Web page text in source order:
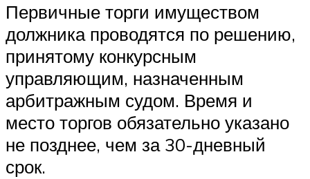
Первичные торги имуществом
должника проводятся по решению,
принятому конкурсным
управляющим, назначенным
арбитражным судом. Время и
место торгов обязательно указано
не позднее, чем за 30-дневный
срок.